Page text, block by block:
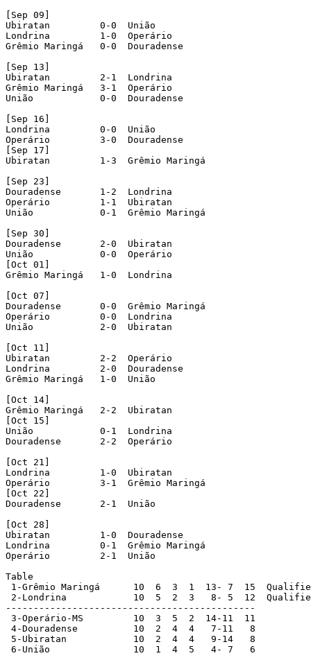
[Sep 09]
Ubiratan         0-0  União
Londrina         1-0  Operário
Grêmio Maringá   0-0  Douradense
[Sep 13]
Ubiratan         2-1  Londrina
Grêmio Maringá   3-1  Operário
União            0-0  Douradense
[Sep 16]
Londrina         0-0  União
Operário         3-0  Douradense
[Sep 17]
Ubiratan         1-3  Grêmio Maringá
[Sep 23]
Douradense       1-2  Londrina
Operário         1-1  Ubiratan
União            0-1  Grêmio Maringá
[Sep 30]
Douradense       2-0  Ubiratan
União            0-0  Operário
[Oct 01]
Grêmio Maringá   1-0  Londrina
[Oct 07]
Douradense       0-0  Grêmio Maringá
Operário         0-0  Londrina
União            2-0  Ubiratan
[Oct 11]
Ubiratan         2-2  Operário
Londrina         2-0  Douradense
Grêmio Maringá   1-0  União
[Oct 14]
Grêmio Maringá   2-2  Ubiratan
[Oct 15]
União            0-1  Londrina
Douradense       2-2  Operário
[Oct 21]
Londrina         1-0  Ubiratan
Operário         3-1  Grêmio Maringá
[Oct 22]
Douradense       2-1  União
[Oct 28]
Ubiratan         1-0  Douradense
Londrina         0-1  Grêmio Maringá
Operário         2-1  União
Table
1-Grêmio Maringá      10  6  3  1  13- 7  15
2-Londrina            10  5  2  3   8- 5  12
---------------------------------------------
3-Operário-MS         10  3  5  2  14-11  11
4-Douradense          10  2  4  4   7-11   8
5-Ubiratan            10  2  4  4   9-14   8
6-União               10  1  4  5   4- 7   6